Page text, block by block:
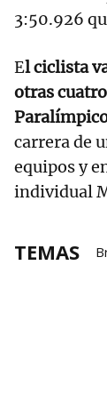
3:50.926
El ciclista
otras
carrera de
equipos y
individual
TEMAS